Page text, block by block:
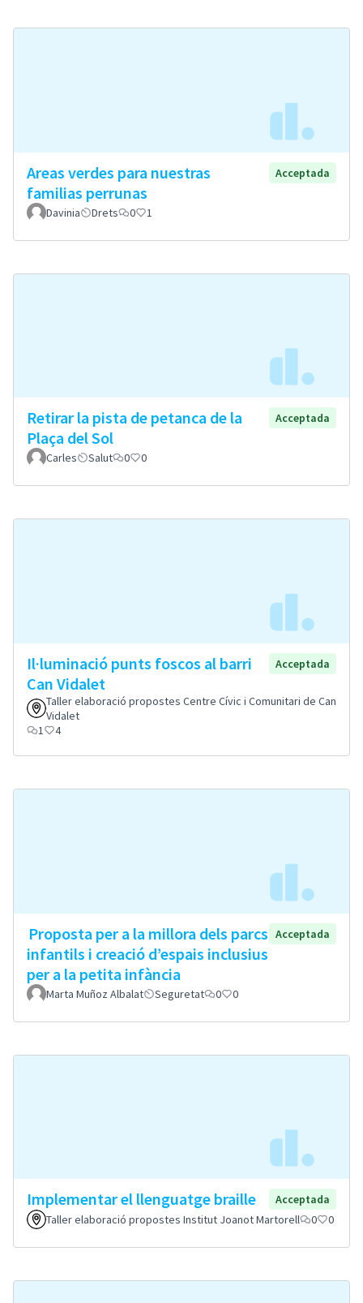
Areas verdes para nuestras
familias perrunas
Acceptada
Davinia Drets 0 1
Retirar la pista de petanca de la
Plaça del Sol
Acceptada
Carles Salut 0 0
Il·luminació punts foscos al barri
Can Vidalet
Acceptada
Taller elaboració propostes Centre Cívic i Comunitari de Can
Vidalet
1
4
Proposta per a la millora dels parcs
infantils i creació d’espais inclusius
per a la petita infància
Acceptada
Marta Muñoz Albalat Seguretat 0 0
Implementar el llenguatge braille
Acceptada
Taller elaboració propostes Institut Joanot Martorell
0 0